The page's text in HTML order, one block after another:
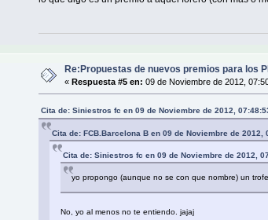
Re:Propuestas de nuevos premios para los
« Respuesta #5 en: 09 de Noviembre de 2012,
Cita de: Siniestros fc en 09 de Noviembre de 2012,
Cita de: FCB.Barcelona B en 09 de Noviembre de 2012,
Cita de: Siniestros fc en 09 de Noviembre de 2012,
yo propongo (aunque no se con que nombre) un
No, yo al menos no te entiendo. jajaj